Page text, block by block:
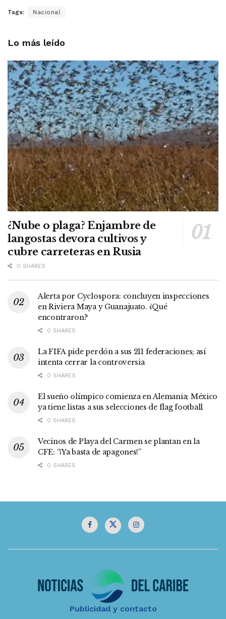
Tags: Nacional
Lo más leído
¿Nube o plaga? Enjambre de
langostas devora cultivos y
cubre carreteras en Rusia
0 SHARES
Alerta por Cyclospora: concluyen inspecciones
en Riviera Maya y Guanajuato. ¿Qué
encontraron?
0 SHARES
La FIFA pide perdón a sus 211 federaciones; así
intenta cerrar la controversia
0 SHARES
El sueño olímpico comienza en Alemania; México
ya tiene listas a sus selecciones de flag football
0 SHARES
Vecinos de Playa del Carmen se plantan en la
CFE: “¡Ya basta de apagones!”
0 SHARES
Publicidad y contacto